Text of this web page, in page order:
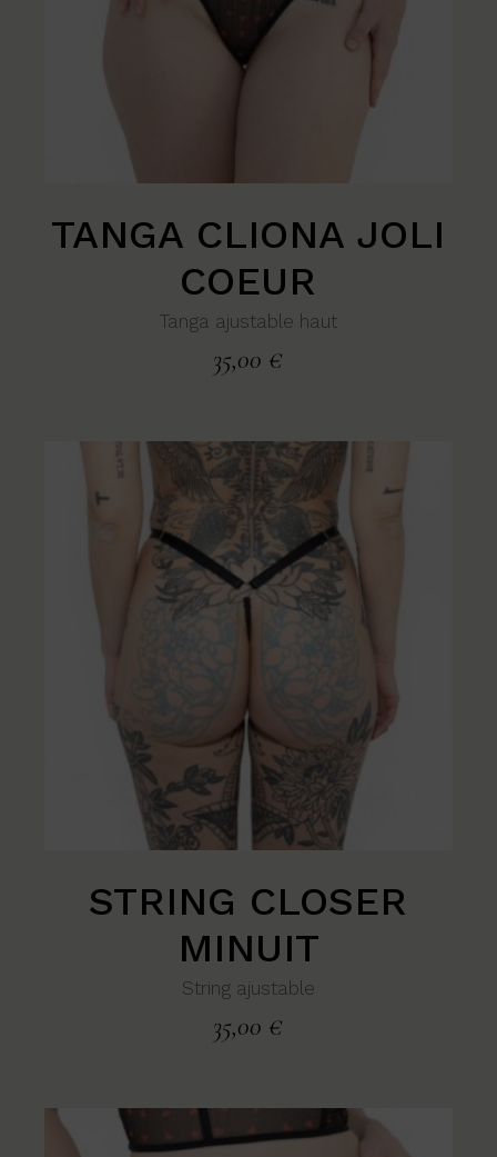
TANGA CLIONA JOLI
COEUR
Tanga ajustable haut
35,00 €
STRING CLOSER
MINUIT
String ajustable
35,00 €